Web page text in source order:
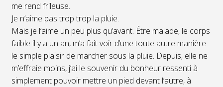
me rend frileuse.
Je n’aime pas trop trop la pluie.
Mais je l’aime un peu plus qu’avant. Être malade, le corps
faible il y a un an, m’a fait voir d’une toute autre manière
le simple plaisir de marcher sous la pluie. Depuis, elle ne
m’effraie moins, j’ai le souvenir du bonheur ressenti à
simplement pouvoir mettre un pied devant l’autre, à